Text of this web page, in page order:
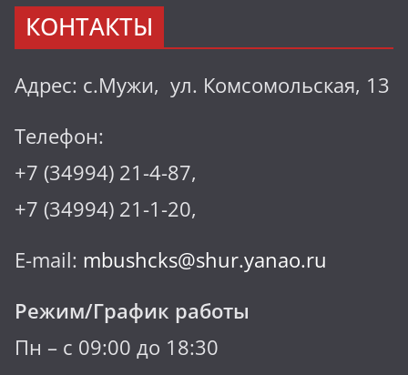
КОНТАКТЫ
Адрес: с.Мужи, ул. Комсомольская, 13
Телефон:
+7 (34994) 21-4-87,
+7 (34994) 21-1-20,
E-mail: mbushcks@shur.yanao.ru
Режим/График работы
Пн – с 09:00 до 18:30